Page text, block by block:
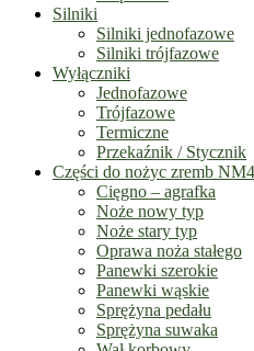
Silniki
Silniki jednofazowe
Silniki trójfazowe
Wyłączniki
Jednofazowe
Trójfazowe
Termiczne
Przekaźnik / Stycznik
Części do nożyc zremb
Cięgno – agrafka
Noże nowy typ
Noże stary typ
Oprawa noża stałego
Panewki szerokie
Panewki wąskie
Sprężyna pedału
Sprężyna suwaka